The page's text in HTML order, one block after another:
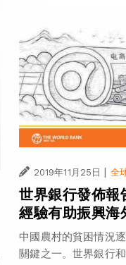
2019年11月25日 全
世界銀行發佈報
經驗有助振興海
中國農村的貧困情況
關鍵之一。世界銀行